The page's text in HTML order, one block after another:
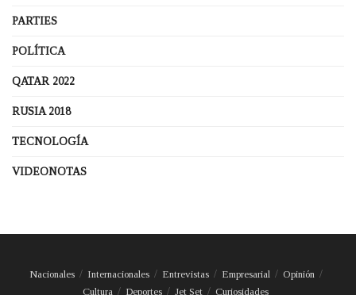
PARTIES
POLÍTICA
QATAR 2022
RUSIA 2018
TECNOLOGÍA
VIDEONOTAS
Nacionales Internacionales Entrevistas Empresarial
Opinión
Cultura
Deportes Jet Set Curiosidades